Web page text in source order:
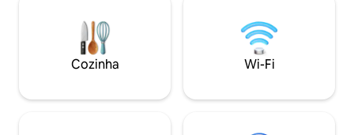
estar. Sofá-cama Queen/Roupas de
cama fornecidas para mais de 3
hóspedes. Convenientemente
localizado a uma curta distância a pé de
mercado, Felida Park e Salmon Creek
casa foi
e meus amigos,
é negligenciado ou
foi o nosso
compartilhá-lo.
Cozinha Wi-Fi